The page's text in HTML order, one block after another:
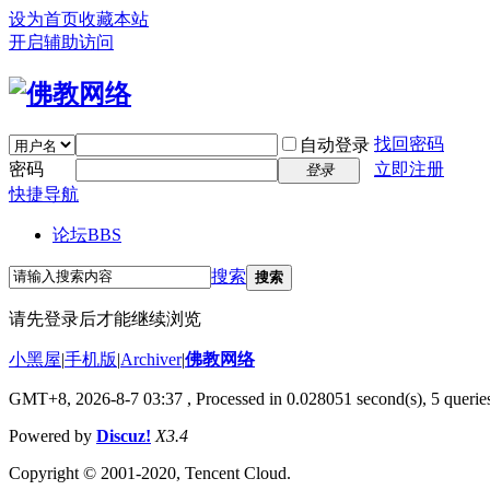
设为首页收藏本站
开启辅助访问
自动登录 找回密码
密码
登录
立即注册
快捷导航
论坛BBS
搜索 搜索
请先登录后才能继续浏览
小黑屋|手机版|Archiver|佛教网络
GMT+8, 2026-8-7 03:37 , Processed in 0.028051 second(s), 5
Powered by Discuz! X3.4
Copyright © 2001-2020, Tencent Cloud.